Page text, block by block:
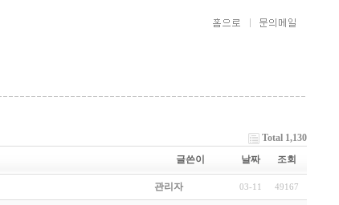
Total 1,130
글쓴이 날짜 조회
관리자 03-11 49167